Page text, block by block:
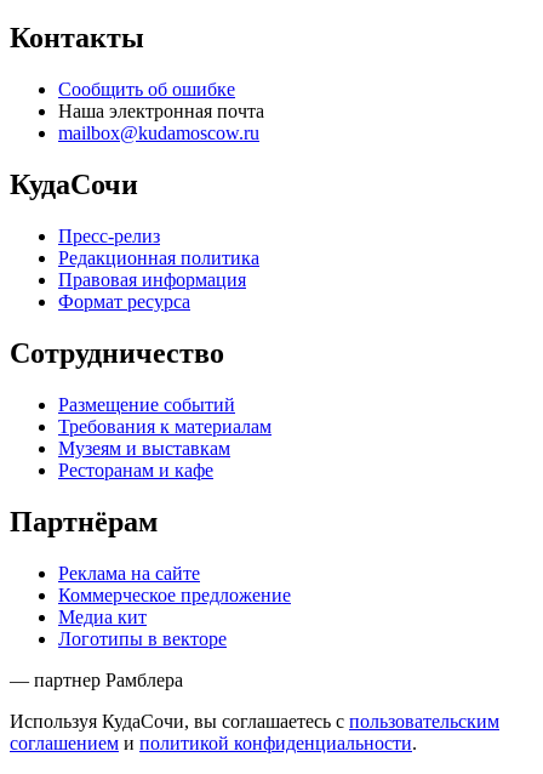
Контакты
Сообщить об ошибке
Наша электронная почта
mailbox@kudamoscow.ru
КудаСочи
Пресс-релиз
Редакционная политика
Правовая информация
Формат ресурса
Сотрудничество
Размещение событий
Требования к материалам
Музеям и выставкам
Ресторанам и кафе
Партнёрам
Реклама на сайте
Коммерческое предложение
Медиа кит
Логотипы в векторе
— партнер Рамблера
Используя КудаСочи, вы соглашаетесь с пользовательским
соглашением и политикой конфиденциальности.